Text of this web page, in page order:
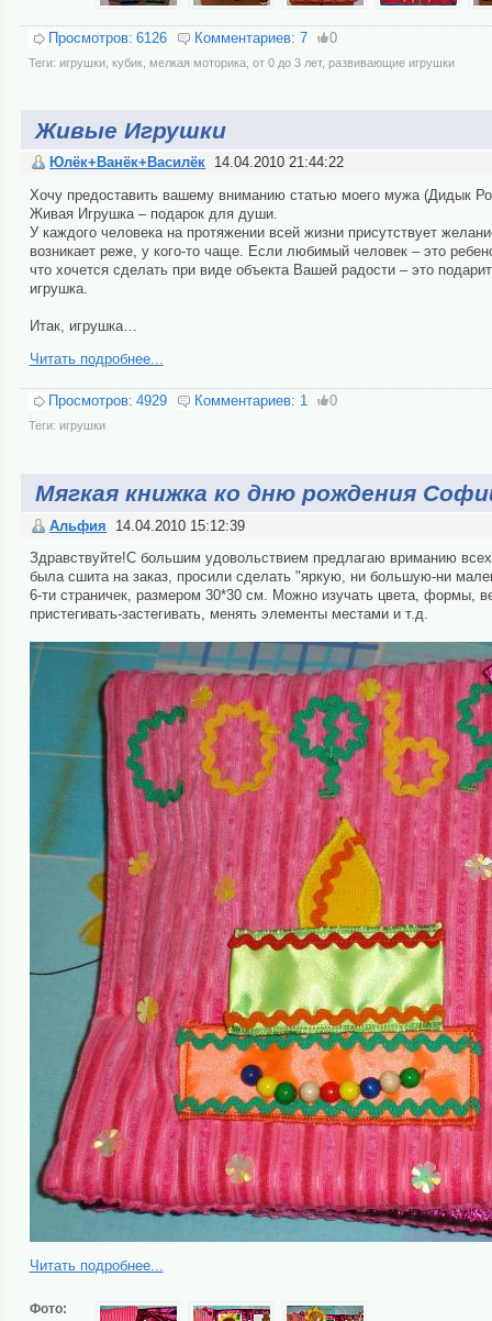
Просмотров: 6126 Комментариев: 7 0
Теги: игрушки, кубик, мелкая моторика, от 0 до 3 лет, развивающие игрушки
Живые Игрушки
Юлёк+Ванёк+Василёк 14.04.2010 21:44:22
Хочу предоставить вашему вниманию статью моего мужа (Дидык
Живая Игрушка – подарок для души.
У каждого человека на протяжении всей жизни присутствует
возникает реже, у кого-то чаще. Если любимый человек – это
что хочется сделать при виде объекта Вашей радости – это
игрушка.
Итак, игрушка…
Читать подробнее...
Просмотров: 4929 Комментариев: 1 0
Теги: игрушки
Мягкая книжка ко дню рождения
Альфия
14.04.2010 15:12:39
Здравствуйте!С большим удовольствием предлагаю вриманию
была сшита на заказ, просили сделать "яркую, ни большую-ни
6-ти страничек, размером 30*30 см. Можно изучать цвета, формы,
пристегивать-застегивать, менять элементы местами и т.д.
Читать подробнее...
Фото: